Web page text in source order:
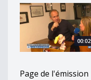
Les dédicaces
Page de l'émission